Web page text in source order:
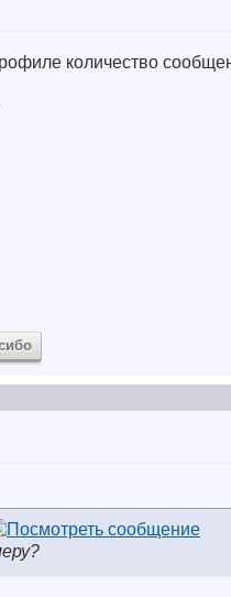
количество